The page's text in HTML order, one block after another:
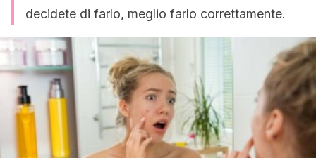
decidete di farlo, meglio farlo correttamente.